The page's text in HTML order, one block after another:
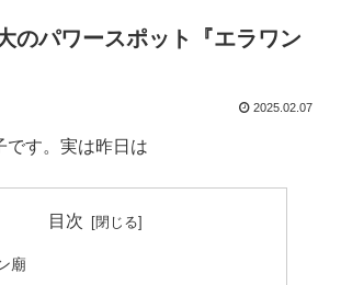
のパワースポット『エラワン
2025.02.07
です。実は昨日は
目次
廟